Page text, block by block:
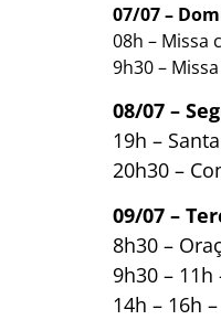
07/07 –
08h – Missa
9h30 –
08/07 –
19h –
20h30 –
09/07 –
8h30 –
9h30 –
14h – 16h